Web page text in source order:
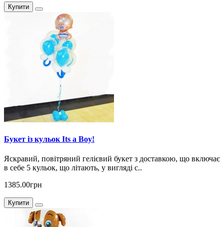
Купити
Букет із кульок Its a Boy!
Яскравий, повітряний гелієвий букет з доставкою, що включає
в себе 5 кульок, що літають, у вигляді с..
1385.00грн
Купити